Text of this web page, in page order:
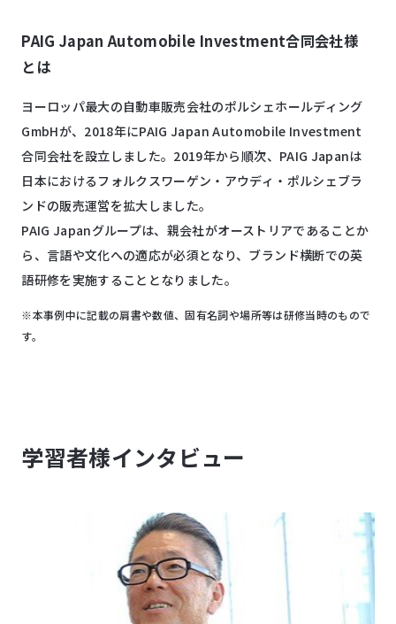
PAIG Japan Automobile Investment合同会社様
とは
ヨーロッパ最大の自動車販売会社のポルシェホールディング
GmbHが、2018年にPAIG Japan Automobile Investment
合同会社を設立しました。2019年から順次、PAIG Japanは
日本におけるフォルクスワーゲン・アウディ・ポルシェブラ
ンドの販売運営を拡大しました。
PAIG Japanグループは、親会社がオーストリアであることか
ら、言語や文化への適応が必須となり、ブランド横断での英
語研修を実施することとなりました。
※本事例中に記載の肩書や数値、固有名詞や場所等は研修当時のもので
す。
学習者様インタビュー